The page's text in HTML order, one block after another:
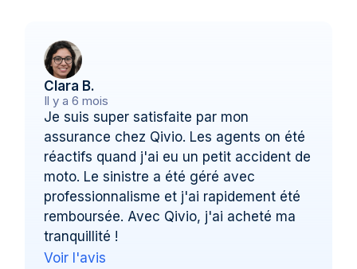
Clara B.
Il y a 6 mois
Je suis super satisfaite par mon
assurance chez Qivio. Les agents on été
réactifs quand j'ai eu un petit accident de
moto. Le sinistre a été géré avec
professionnalisme et j'ai rapidement été
remboursée. Avec Qivio, j'ai acheté ma
tranquillité !
Voir l'avis